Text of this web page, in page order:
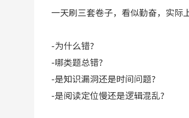
一天刷三套卷子，看似勤奋，实际
-为什么错?
-哪类题总错?
-是知识漏洞还是时间问题?
-是阅读定位慢还是逻辑混乱?